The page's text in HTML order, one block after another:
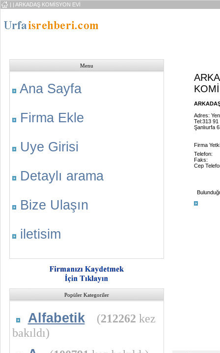
| | ARKADAŞ KOMİSYON EVİ
Menu
Ana Sayfa
Firma Ekle
Uye Girisi
Detaylı arama
Bize Ulaşın
iletisim
Popüler Kategoriler
Alfabetik (212262 kez
bakıldı)
Adres:
Tel:313 91
Şanlıurfa
Firma
Telefon:
Faks:
Cep